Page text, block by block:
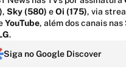
, Sky (580) eOi (175), via
YouTube, além dos canais nas
.
Siga no Google Discover